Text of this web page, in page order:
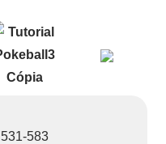
531-583